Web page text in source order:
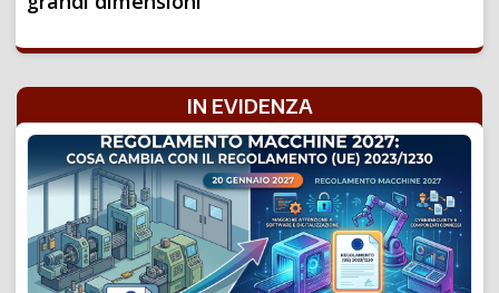
IN EVIDENZA